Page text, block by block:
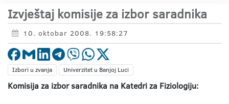
Izvještaj komisije za izbor saradnika
10. oktobar 2008. 19:58:27
Izbori u zvanja Univerzitet u Banjoj Luci
Komisija za izbor saradnika na Katedri za Fiziologiju: